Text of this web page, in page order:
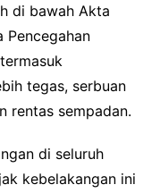
di bawah Akta
Pencegahan
tegas, serbuan
rentas sempadan.
di seluruh
kebelakangan ini